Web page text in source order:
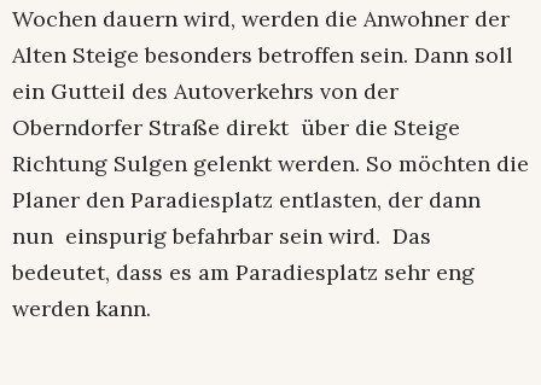
Wochen dauern wird, werden die Anwohner der
Alten Steige besonders betroffen sein. Dann soll
ein Gutteil des Autoverkehrs von der
Oberndorfer Straße direkt über die Steige
Richtung Sulgen gelenkt werden. So möchten die
Planer den Paradiesplatz entlasten, der dann
nun einspurig befahrbar sein wird. Das
bedeutet, dass es am Paradiesplatz sehr eng
werden kann.